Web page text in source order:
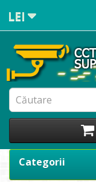
LEI
Categorii